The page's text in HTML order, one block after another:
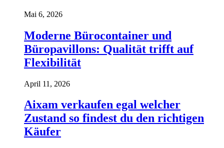
Mai 6, 2026
Moderne Bürocontainer und
Büropavillons: Qualität trifft auf
Flexibilität
April 11, 2026
Aixam verkaufen egal welcher
Zustand so findest du den richtigen
Käufer